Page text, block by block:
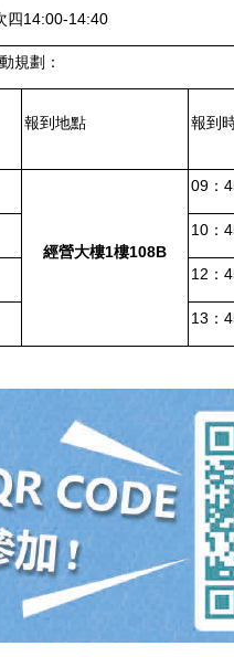
四14:00-14:40
規劃：
報到地點 報到
經營大樓1樓108B
09 ：
10 ：
12 ：
13 ：